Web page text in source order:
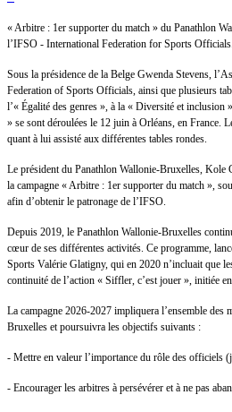
« Arbitre : 1er supporter du match » du Panathlon
l’IFSO - International Federation for Sports Officials.
Sous la présidence de la Belge Gwenda Stevens,
Federation of Sports Officials, ainsi que plusieurs
l’« Égalité des genres », à la « Diversité et inclusion
» se sont déroulées le 12 juin à Orléans, en France.
quant à lui assisté aux différentes tables rondes.
Le président du Panathlon Wallonie-Bruxelles, Kole
la campagne « Arbitre : 1er supporter du match »,
afin d’obtenir le patronage de l’IFSO.
Depuis 2019, le Panathlon Wallonie-Bruxelles
cœur de ses différentes activités. Ce programme,
Sports Valérie Glatigny, qui en 2020 n’incluait que
continuité de l’action « Siffler, c’est jouer », initiée
La campagne 2026-2027 impliquera l’ensemble des
Bruxelles et poursuivra les objectifs suivants :
- Mettre en valeur l’importance du rôle des officiels
- Encourager les arbitres à persévérer et à ne pas